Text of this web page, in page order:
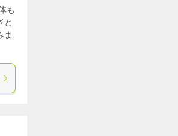
も
と
ま